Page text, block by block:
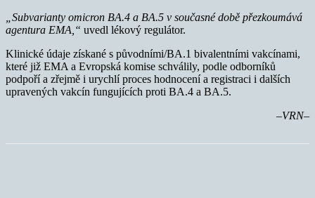
„Subvarianty omicron BA.4 a BA.5 v současné době přezkoumává
agentura EMA,“ uvedl lékový regulátor.
Klinické údaje získané s původními/BA.1 bivalentními vakcínami,
které již EMA a Evropská komise schválily, podle odborníků
podpoří a zřejmě i urychlí proces hodnocení a registraci i dalších
upravených vakcín fungujících proti BA.4 a BA.5.
–VRN–